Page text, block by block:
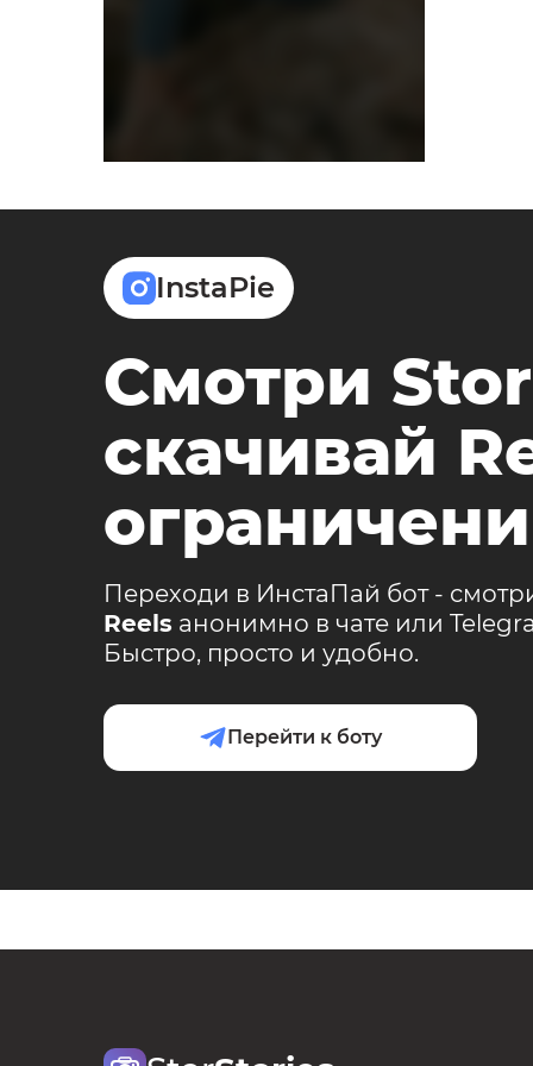
InstaPie
Смотри
скачивай
Переходи в ИнстаПай бот -
Reels анонимно в чате или
Быстро, просто и удобно.
Перейти к боту